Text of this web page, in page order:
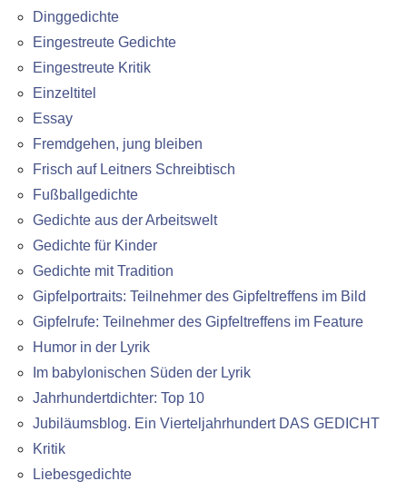
Dinggedichte
Eingestreute Gedichte
Eingestreute Kritik
Einzeltitel
Essay
Fremdgehen, jung bleiben
Frisch auf Leitners Schreibtisch
Fußballgedichte
Gedichte aus der Arbeitswelt
Gedichte für Kinder
Gedichte mit Tradition
Gipfelportraits: Teilnehmer des Gipfeltreffens im Bild
Gipfelrufe: Teilnehmer des Gipfeltreffens im Feature
Humor in der Lyrik
Im babylonischen Süden der Lyrik
Jahrhundertdichter: Top 10
Jubiläumsblog. Ein Vierteljahrhundert DAS GEDICHT
Kritik
Liebesgedichte